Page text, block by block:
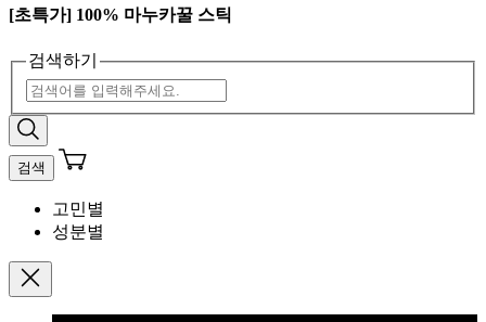
[초특가] 100% 마누카꿀 스틱
검색하기
검색
고민별
성분별